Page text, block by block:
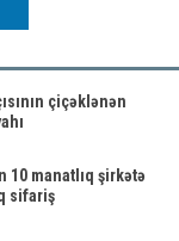
çiçəklənən
10 manatlıq şirkətə
sifariş